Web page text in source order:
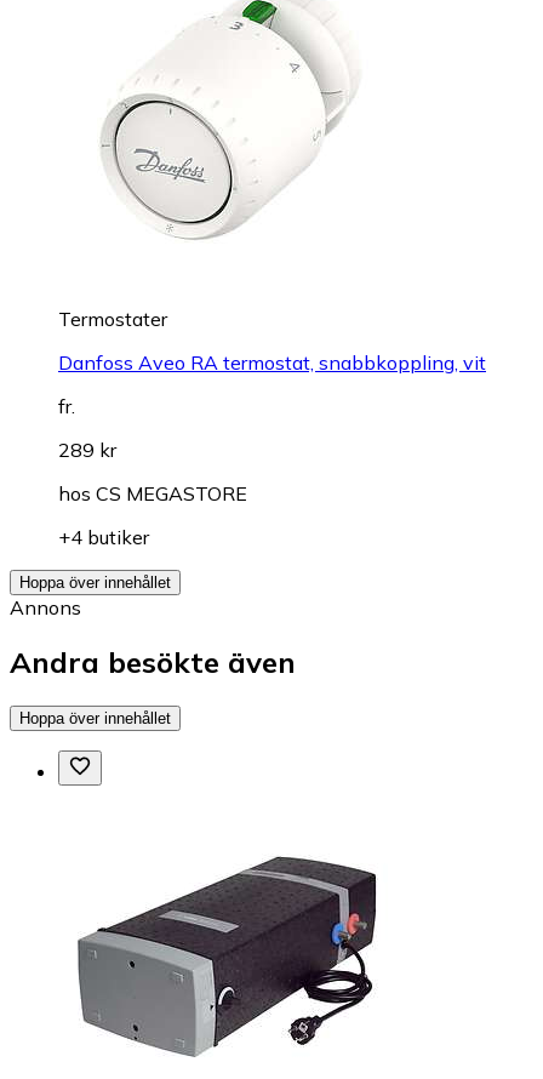
Termostater
Danfoss Aveo RA termostat, snabbkoppling, vit
fr.
289 kr
hos CS MEGASTORE
+4 butiker
Hoppa över innehållet
Annons
Andra besökte även
Hoppa över innehållet